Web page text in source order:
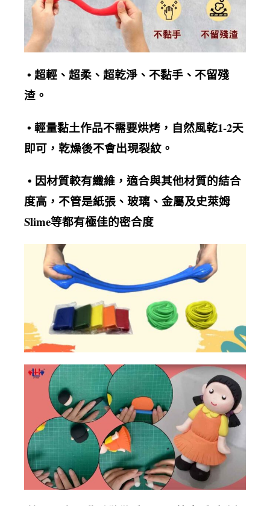
• 超輕、超柔、超乾淨、不黏手、不留殘
渣 。
• 輕量黏土作品不需要烘烤，自然風乾1-2天
即可，乾燥後不會出現裂紋 。
• 因材質較有纖維，適合與其他材質的結合
度高，不管是紙張、玻璃、金屬及史萊姆
Slime等都有極佳的密合度